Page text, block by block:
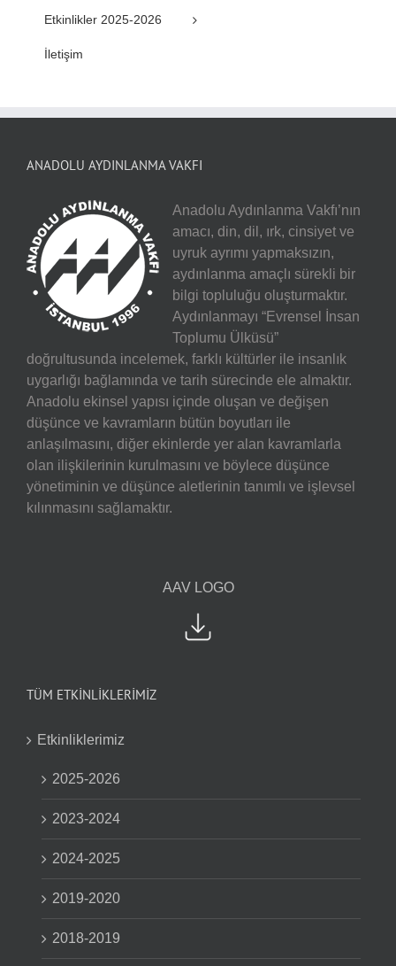
Etkinlikler 2025-2026
İletişim
ANADOLU AYDINLANMA VAKFI
Anadolu Aydınlanma Vakfı’nın
amacı, din, dil, ırk, cinsiyet ve
uyruk ayrımı yapmaksızın,
aydınlanma amaçlı sürekli bir
bilgi topluluğu oluşturmaktır.
Aydınlanmayı “Evrensel İnsan
Toplumu Ülküsü”
doğrultusunda incelemek, farklı kültürler ile insanlık
uygarlığı bağlamında ve tarih sürecinde ele almaktır.
Anadolu ekinsel yapısı içinde oluşan ve değişen
düşünce ve kavramların bütün boyutları ile
anlaşılmasını, diğer ekinlerde yer alan kavramlarla
olan ilişkilerinin kurulmasını ve böylece düşünce
yönetiminin ve düşünce aletlerinin tanımlı ve işlevsel
kılınmasını sağlamaktır.
AAV LOGO
TÜM ETKİNLİKLERİMİZ
Etkinliklerimiz
2025-2026
2023-2024
2024-2025
2019-2020
2018-2019